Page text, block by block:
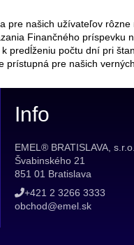
pre našich užívateľov
Finančného príspevku
predĺženiu počtu dní pri
pre našich
Info
EMEL® BRATISLAVA, s.r.o.
Švabinského 21
851 01 Bratislava
+421 2 3266 3333
obchod@emel.sk